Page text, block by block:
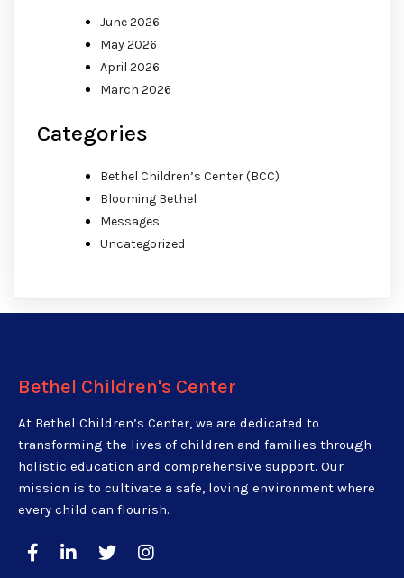
June 2026
May 2026
April 2026
March 2026
Categories
Bethel Children’s Center (BCC)
Blooming Bethel
Messages
Uncategorized
Bethel Children's Center
At Bethel Children’s Center, we are dedicated to
transforming the lives of children and families through
holistic education and comprehensive support. Our
mission is to cultivate a safe, loving environment where
every child can flourish.